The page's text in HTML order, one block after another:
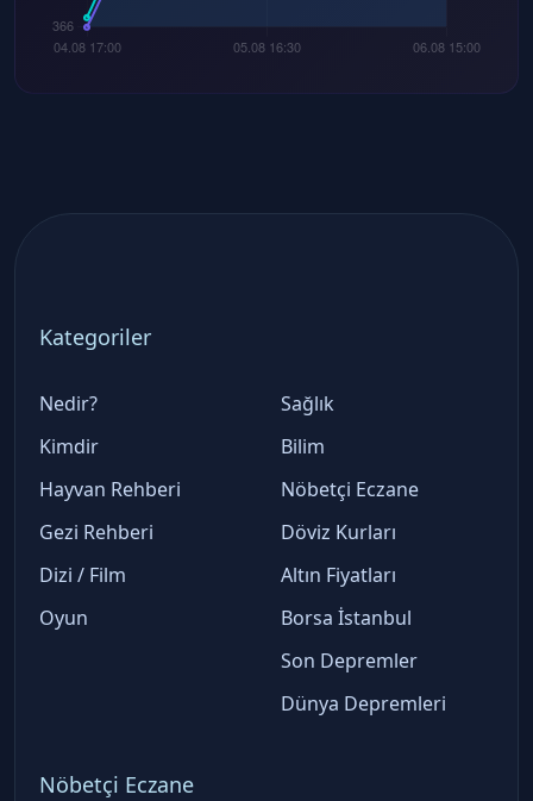
Kategoriler
Nedir?
Kimdir
Hayvan Rehberi
Gezi Rehberi
Dizi / Film
Oyun
Sağlık
Bilim
Nöbetçi Eczane
Döviz Kurları
Altın Fiyatları
Borsa İstanbul
Son Depremler
Dünya Depremleri
Nöbetçi Eczane